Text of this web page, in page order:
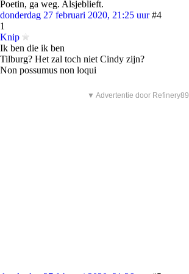
Poetin, ga weg. Alsjeblieft.
donderdag 27 februari 2020, 21:25 uur #4
1
Knip
Ik ben die ik ben
Tilburg? Het zal toch niet Cindy zijn?
Non possumus non loqui
▼ Advertentie door Refinery89